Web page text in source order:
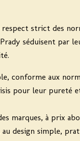
respect strict des
séduisent par
conforme aux
pour leur pureté
marques, à prix
au design simple,